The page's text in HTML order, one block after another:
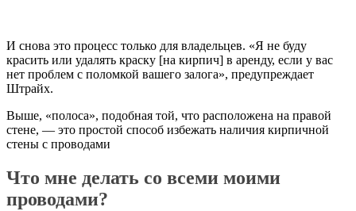
И снова это процесс только для владельцев. «Я не буду
красить или удалять краску [на кирпич] в аренду, если у вас
нет проблем с поломкой вашего залога», предупреждает
Штрайх.
Выше, «полоса», подобная той, что расположена на правой
стене, — это простой способ избежать наличия кирпичной
стены с проводами
Что мне делать со всеми моими
проводами?